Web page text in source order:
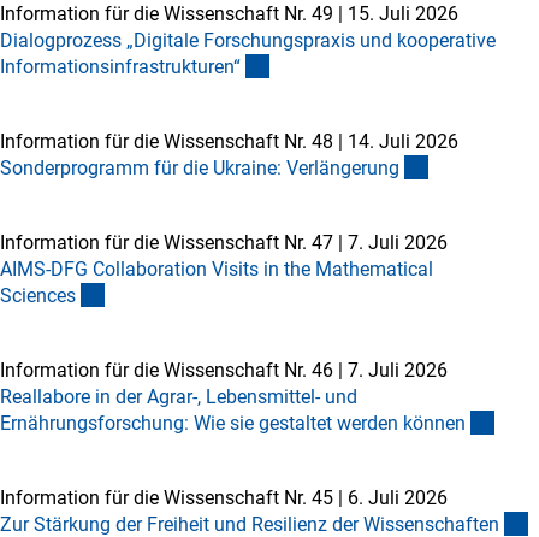
Information für die Wissenschaft Nr. 49 | 15. Juli 2026
Dialogprozess „Digitale Forschungspraxis und kooperative
Informationsinfrastrukturen“
Information für die Wissenschaft Nr. 48 | 14. Juli 2026
Sonderprogramm für die Ukraine: Verlängerung
Information für die Wissenschaft Nr. 47 | 7. Juli 2026
AIMS-DFG Collaboration Visits in the Mathematical
Sciences
Information für die Wissenschaft Nr. 46 | 7. Juli 2026
Reallabore in der Agrar-, Lebensmittel- und
Ernährungsforschung: Wie sie gestaltet werden können
Information für die Wissenschaft Nr. 45 | 6. Juli 2026
Zur Stärkung der Freiheit und Resilienz der Wissenschaften